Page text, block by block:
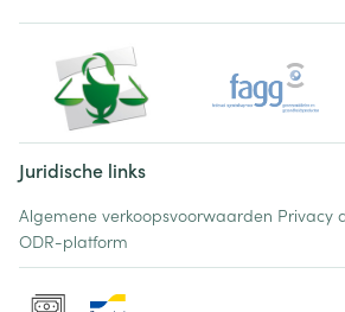
Juridische links
Algemene verkoopsvoorwaarden Privacy
ODR-platform